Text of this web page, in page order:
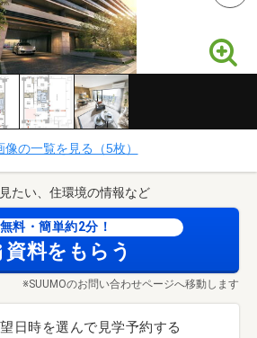
像の一覧を見る（5枚）
たい、住環境の情報など
無料・簡単約2分！
資料をもらう
※SUUMOのお問い合わせページへ移動します
日時を選んで見学予約する